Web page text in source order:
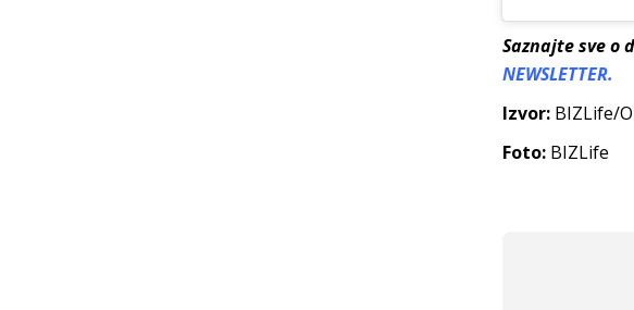
Saznajte sve o
NEWSLETTER.
Izvor: BIZLife/
Foto: BIZLife